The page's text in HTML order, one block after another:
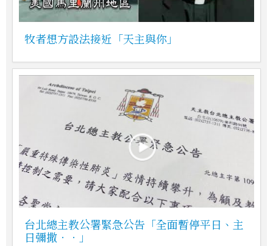
牧者想方設法接近「天主與你」
台北總主教公署緊急公告「全面暫停平日、主
日彌撒‧‧」